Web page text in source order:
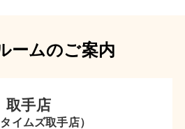
ームのご案内
取手店
タイムズ取手店）